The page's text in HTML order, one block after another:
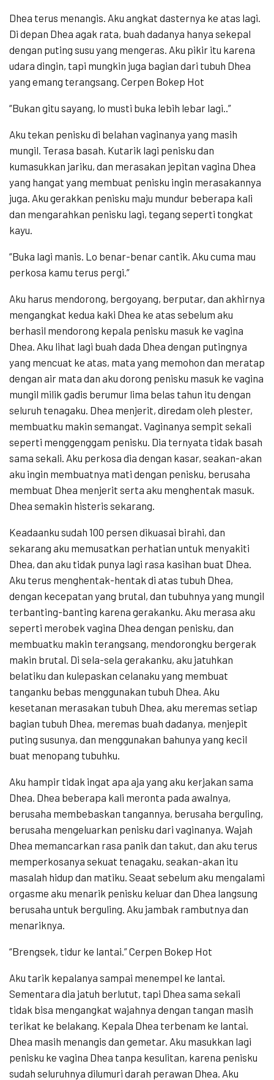
Dhea terus menangis. Aku angkat dasternya ke atas lagi.
Di depan Dhea agak rata, buah dadanya hanya sekepal
dengan puting susu yang mengeras. Aku pikir itu karena
udara dingin, tapi mungkin juga bagian dari tubuh Dhea
yang emang terangsang. Cerpen Bokep Hot
“Bukan gitu sayang, lo musti buka lebih lebar lagi..”
Aku tekan penisku di belahan vaginanya yang masih
mungil. Terasa basah. Kutarik lagi penisku dan
kumasukkan jariku, dan merasakan jepitan vagina Dhea
yang hangat yang membuat penisku ingin merasakannya
juga. Aku gerakkan penisku maju mundur beberapa kali
dan mengarahkan penisku lagi, tegang seperti tongkat
kayu.
“Buka lagi manis. Lo benar-benar cantik. Aku cuma mau
perkosa kamu terus pergi.”
Aku harus mendorong, bergoyang, berputar, dan akhirnya
mengangkat kedua kaki Dhea ke atas sebelum aku
berhasil mendorong kepala penisku masuk ke vagina
Dhea. Aku lihat lagi buah dada Dhea dengan putingnya
yang mencuat ke atas, mata yang memohon dan meratap
dengan air mata dan aku dorong penisku masuk ke vagina
mungil milik gadis berumur lima belas tahun itu dengan
seluruh tenagaku. Dhea menjerit, diredam oleh plester,
membuatku makin semangat. Vaginanya sempit sekali
seperti menggenggam penisku. Dia ternyata tidak basah
sama sekali. Aku perkosa dia dengan kasar, seakan-akan
aku ingin membuatnya mati dengan penisku, berusaha
membuat Dhea menjerit serta aku menghentak masuk.
Dhea semakin histeris sekarang.
Keadaanku sudah 100 persen dikuasai birahi, dan
sekarang aku memusatkan perhatian untuk menyakiti
Dhea, dan aku tidak punya lagi rasa kasihan buat Dhea.
Aku terus menghentak-hentak di atas tubuh Dhea,
dengan kecepatan yang brutal, dan tubuhnya yang mungil
terbanting-banting karena gerakanku. Aku merasa aku
seperti merobek vagina Dhea dengan penisku, dan
membuatku makin terangsang, mendorongku bergerak
makin brutal. Di sela-sela gerakanku, aku jatuhkan
belatiku dan kulepaskan celanaku yang membuat
tanganku bebas menggunakan tubuh Dhea. Aku
kesetanan merasakan tubuh Dhea, aku meremas setiap
bagian tubuh Dhea, meremas buah dadanya, menjepit
puting susunya, dan menggunakan bahunya yang kecil
buat menopang tubuhku.
Aku hampir tidak ingat apa aja yang aku kerjakan sama
Dhea. Dhea beberapa kali meronta pada awalnya,
berusaha membebaskan tangannya, berusaha berguling,
berusaha mengeluarkan penisku dari vaginanya. Wajah
Dhea memancarkan rasa panik dan takut, dan aku terus
memperkosanya sekuat tenagaku, seakan-akan itu
masalah hidup dan matiku. Seaat sebelum aku mengalami
orgasme aku menarik penisku keluar dan Dhea langsung
berusaha untuk berguling. Aku jambak rambutnya dan
menariknya.
“Brengsek, tidur ke lantai.” Cerpen Bokep Hot
Aku tarik kepalanya sampai menempel ke lantai.
Sementara dia jatuh berlutut, tapi Dhea sama sekali
tidak bisa mengangkat wajahnya dengan tangan masih
terikat ke belakang. Kepala Dhea terbenam ke lantai.
Dhea masih menangis dan gemetar. Aku masukkan lagi
penisku ke vagina Dhea tanpa kesulitan, karena penisku
sudah seluruhnya dilumuri darah perawan Dhea. Aku